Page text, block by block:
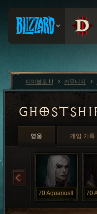
영웅 게임 기록
70AquariusII 70
디아블로 III 커뮤니티